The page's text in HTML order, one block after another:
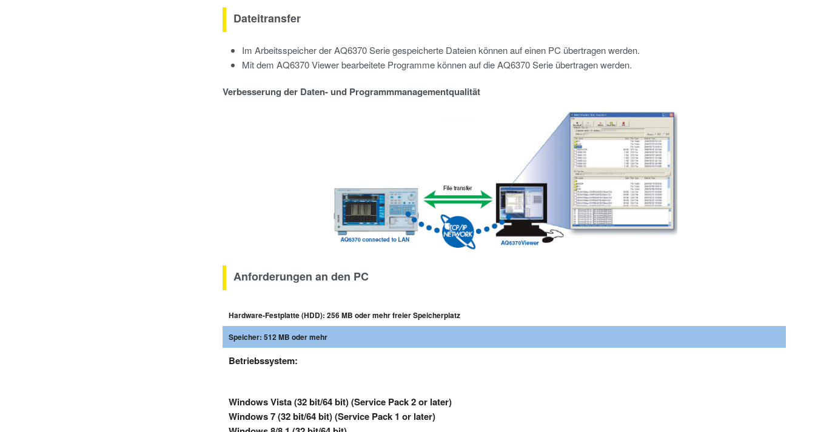
Dateitransfer
Im Arbeitsspeicher der AQ6370 Serie gespeicherte Dateien können auf einen PC übertragen werden.
Mit dem AQ6370 Viewer bearbeitete Programme können auf die AQ6370 Serie übertragen werden.
Verbesserung der Daten- und Programmmanagementqualität
Anforderungen an den PC
Hardware-Festplatte (HDD): 256 MB oder mehr freier Speicherplatz
Speicher: 512 MB oder mehr
Betriebssystem:
Windows Vista (32 bit/64 bit) (Service Pack 2 or later)
Windows 7 (32 bit/64 bit) (Service Pack 1 or later)